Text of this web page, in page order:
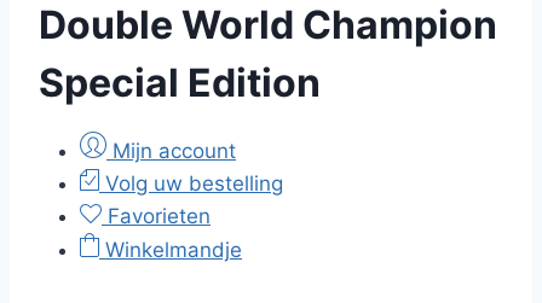
Double World Champion
Special Edition
Mijn account
Volg uw bestelling
Favorieten
Winkelmandje